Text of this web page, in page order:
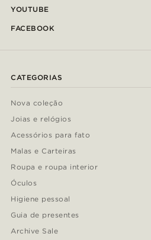
YOUTUBE
FACEBOOK
CATEGORIAS
Nova coleção
Joias e relógios
Acessórios para fato
Malas e Carteiras
Roupa e roupa interior
Óculos
Higiene pessoal
Guia de presentes
Archive Sale